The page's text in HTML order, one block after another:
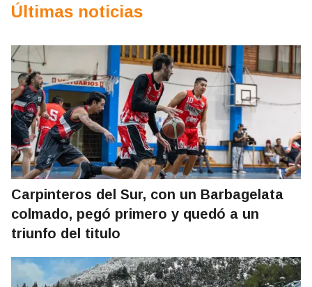
Últimas noticias
Carpinteros del Sur, con un Barbagelata
colmado, pegó primero y quedó a un
triunfo del titulo